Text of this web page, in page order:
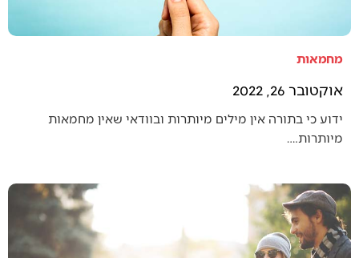
מחמאות
אוקטובר 26, 2022
ידוע כי בתורה אין מילים מיותרות ובוודאי שאין מחמאות
מיותרות.…